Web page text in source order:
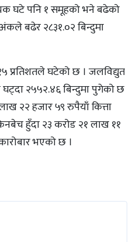
घटे पनि १ समूहको भने बढेको
बढेर २८३१.०२ बिन्दुमा
प्रतिशतले घटेको छ । जलविद्युत
२५५२.४६ बिन्दुमा पुगेको छ
२२ हजार ५९ रुपैयाँ कित्ता
हुँदा २३ करोड २१ लाख ११
भएको छ ।